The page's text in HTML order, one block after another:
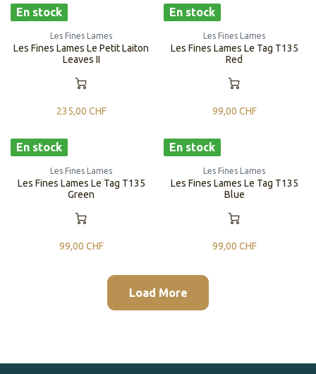
En stock
Les Fines Lames
Les Fines Lames Le Petit Laiton
Leaves II
235,00 CHF
En stock
Les Fines Lames
Les Fines Lames Le Tag T135
Red
99,00 CHF
En stock
Les Fines Lames
Les Fines Lames Le Tag T135
Green
99,00 CHF
En stock
Les Fines Lames
Les Fines Lames Le Tag T135
Blue
99,00 CHF
Load More